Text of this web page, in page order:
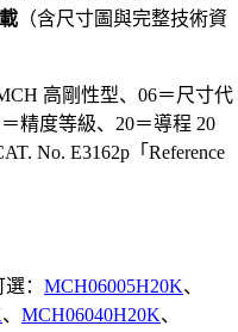
（含尺寸圖與完整技術資
高剛性型、06＝尺寸代
精度等級、20＝導程 20
No. E3162p「Reference
： MCH06005H20K、
、 MCH06040H20K、